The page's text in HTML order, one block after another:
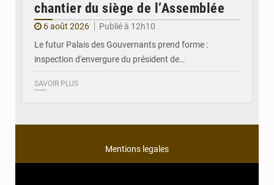
chantier du siège de l’Assemblée
6 août 2026
Publié à 12h10
Le futur Palais des Gouvernants prend forme :
inspection d'envergure du président de…
SAVOIR PLUS
Mentions legales